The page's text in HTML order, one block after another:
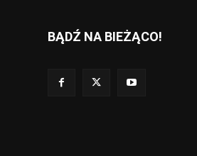
BĄDŹ NA BIEŻĄCO!